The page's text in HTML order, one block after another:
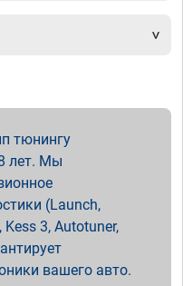
тюнингу
лет. Мы
(Launch,
3, Autotuner,
вашего авто.